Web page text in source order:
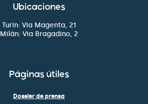
Ubicaciones
Turín: Via Magenta, 21
Milán: Via Bragadino, 2
Páginas útiles
Dossier de prensa